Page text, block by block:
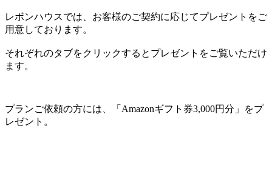
レボンハウスでは、お客様のご契約に応じてプレゼントをご
用意しております。
それぞれのタブをクリックするとプレゼントをご覧いただけ
ます。
プランご依頼の方には、「Amazonギフト券3,000円分」をプ
レゼント。